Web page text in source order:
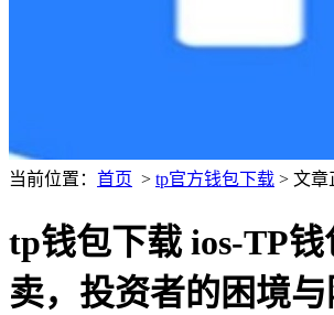
当前位置： 首页 > tp官方钱包下载 > 文章
tp钱包下载 ios-TP
卖，投资者的困境